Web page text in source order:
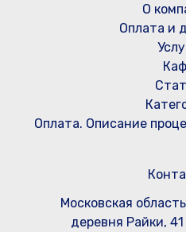
О
Оплата и
Оплата. Описание
Московская
деревня Райки,